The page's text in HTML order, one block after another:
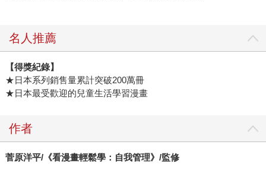
名人推薦
【得獎紀錄】
★日本系列銷售量累計突破200萬冊
★日本最受歡迎的兒童生活學習漫畫
作者
菅原洋平/《看漫畫輕鬆學：自我管理》/監修